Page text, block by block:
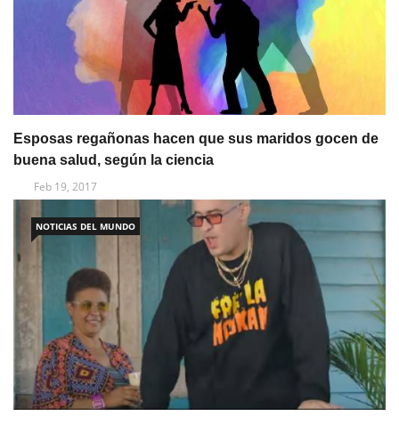
Esposas regañonas hacen que sus maridos gocen de
buena salud, según la ciencia
Feb 19, 2017
NOTICIAS DEL MUNDO